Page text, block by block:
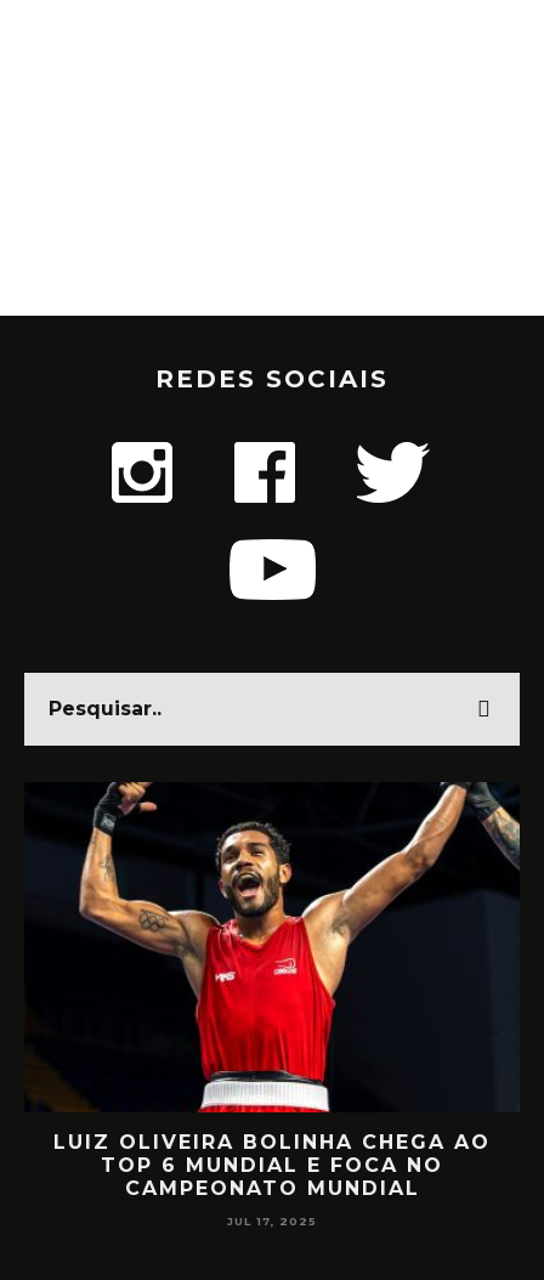
REDES SOCIAIS
LUIZ OLIVEIRA BOLINHA CHEGA AO
TOP 6 MUNDIAL E FOCA NO
CAMPEONATO MUNDIAL
JUL 17, 2025